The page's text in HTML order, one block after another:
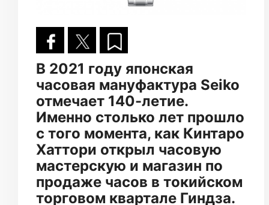
В 2021 году японская
часовая мануфактура Seiko
отмечает 140-летие.
Именно столько лет прошло
с того момента, как Кинтаро
Хаттори открыл часовую
мастерскую и магазин по
продаже часов в токийском
торговом квартале Гиндза.